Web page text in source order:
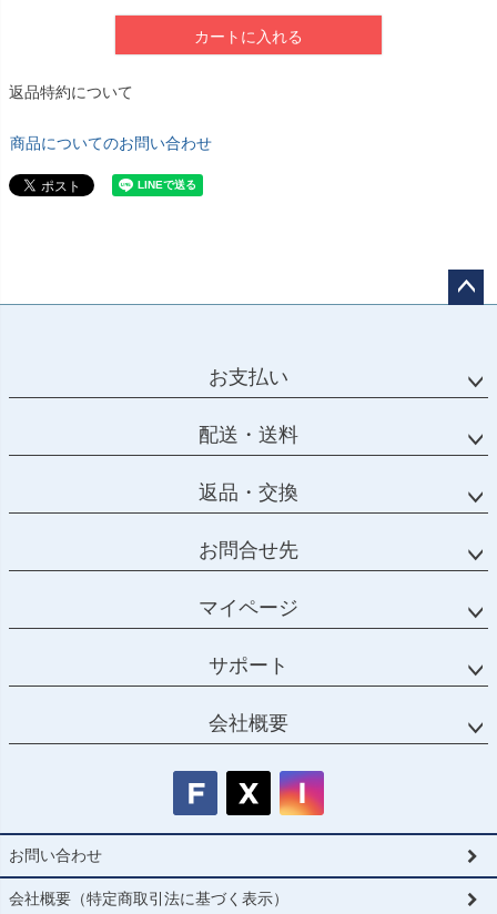
カートに入れる
返品特約について
商品についてのお問い合わせ
お支払い
配送・送料
返品・交換
お問合せ先
マイページ
サポート
会社概要
お問い合わせ
会社概要（特定商取引法に基づく表示）